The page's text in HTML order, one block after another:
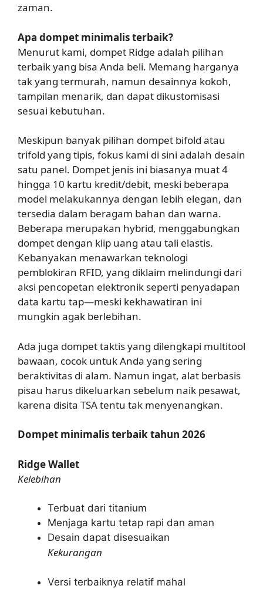
zaman.
Apa dompet minimalis terbaik?
Menurut kami, dompet Ridge adalah pilihan
terbaik yang bisa Anda beli. Memang harganya
tak yang termurah, namun desainnya kokoh,
tampilan menarik, dan dapat dikustomisasi
sesuai kebutuhan.
Meskipun banyak pilihan dompet bifold atau
trifold yang tipis, fokus kami di sini adalah desain
satu panel. Dompet jenis ini biasanya muat 4
hingga 10 kartu kredit/debit, meski beberapa
model melakukannya dengan lebih elegan, dan
tersedia dalam beragam bahan dan warna.
Beberapa merupakan hybrid, menggabungkan
dompet dengan klip uang atau tali elastis.
Kebanyakan menawarkan teknologi
pemblokiran RFID, yang diklaim melindungi dari
aksi pencopetan elektronik seperti penyadapan
data kartu tap—meski kekhawatiran ini
mungkin agak berlebihan.
Ada juga dompet taktis yang dilengkapi multitool
bawaan, cocok untuk Anda yang sering
beraktivitas di alam. Namun ingat, alat berbasis
pisau harus dikeluarkan sebelum naik pesawat,
karena disita TSA tentu tak menyenangkan.
Dompet minimalis terbaik tahun 2026
Ridge Wallet
Kelebihan
Terbuat dari titanium
Menjaga kartu tetap rapi dan aman
Desain dapat disesuaikan
Kekurangan
Versi terbaiknya relatif mahal